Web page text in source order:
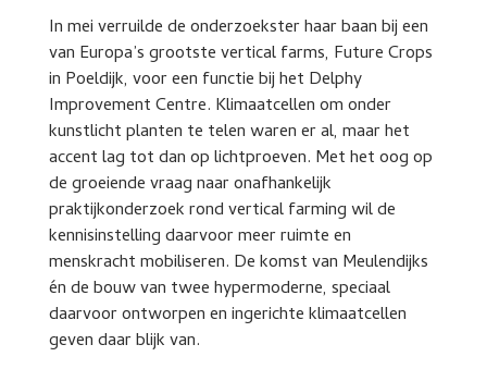
In mei verruilde de onderzoekster haar baan bij een
van Europa’s grootste vertical farms, Future Crops
in Poeldijk, voor een functie bij het Delphy
Improvement Centre. Klimaatcellen om onder
kunstlicht planten te telen waren er al, maar het
accent lag tot dan op lichtproeven. Met het oog op
de groeiende vraag naar onafhankelijk
praktijkonderzoek rond vertical farming wil de
kennisinstelling daarvoor meer ruimte en
menskracht mobiliseren. De komst van Meulendijks
én de bouw van twee hypermoderne, speciaal
daarvoor ontworpen en ingerichte klimaatcellen
geven daar blijk van.